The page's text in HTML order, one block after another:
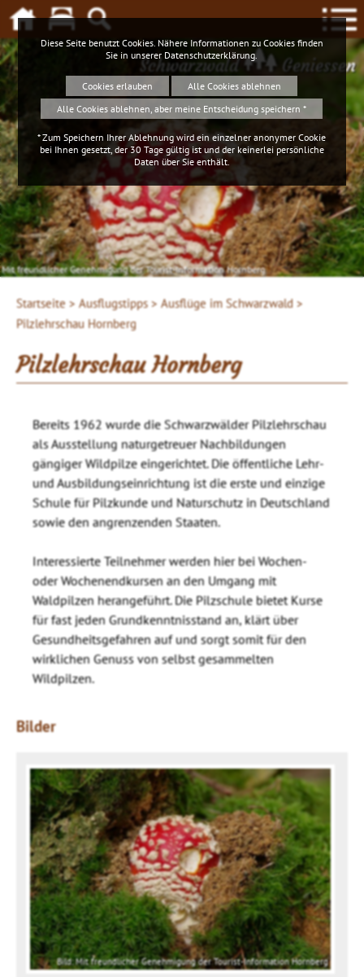
Schwarzwald Geniessen
Mit freundlicher Genehmigung der Tourist-Information Hornberg
Startseite > Ausflugstipps > Ausflüge im Schwarzwald >
Pilzlehrschau Hornberg
Pilzlehrschau Hornberg
Bereits 1962 wurde die Schwarzwälder Pilzlehrschau
als Ausstellung naturgetreuer Nachbildungen
gängiger Wildpilze eingerichtet. Die öffentliche Lehr-
und Ausbildungseinrichtung ist die erste und einzige
Schule für Pilzkunde und Naturschutz in Deutschland
sowie den angrenzenden Staaten.
Interessierte Teilnehmer werden hier bei Wochen-
oder Wochenendkursen an den Umgang mit
Waldpilzen herangeführt. Die Pilzschule bietet Kurse
für fast jeden Grundkenntnisstand an, klärt über
Gesundheitsgefahren auf und sorgt somit für den
wirklichen Genuss von selbst gesammelten
Wildpilzen.
Bilder
Bild: Mit freundlicher Genehmigung der Tourist-Information Hornberg
Diese Seite benutzt Cookies. Nähere Informationen zu Cookies finden
Sie in unserer Datenschutzerklärung.
Cookies erlauben
Alle Cookies ablehnen
Alle Cookies ablehnen, aber meine Entscheidung speichern *
* Zum Speichern Ihrer Ablehnung wird ein einzelner anonymer Cookie
bei Ihnen gesetzt, der 30 Tage gültig ist und der keinerlei persönliche
Daten über Sie enthält.